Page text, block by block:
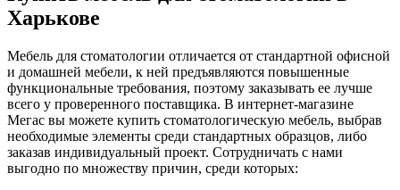
Харькове
Мебель для стоматологии отличается от стандартной офисной
и домашней мебели, к ней предъявляются повышенные
функциональные требования, поэтому заказывать ее лучше
всего у проверенного поставщика. В интернет-магазине
Мегас вы можете купить стоматологическую мебель, выбрав
необходимые элементы среди стандартных образцов, либо
заказав индивидуальный проект. Сотрудничать с нами
выгодно по множеству причин, среди которых: